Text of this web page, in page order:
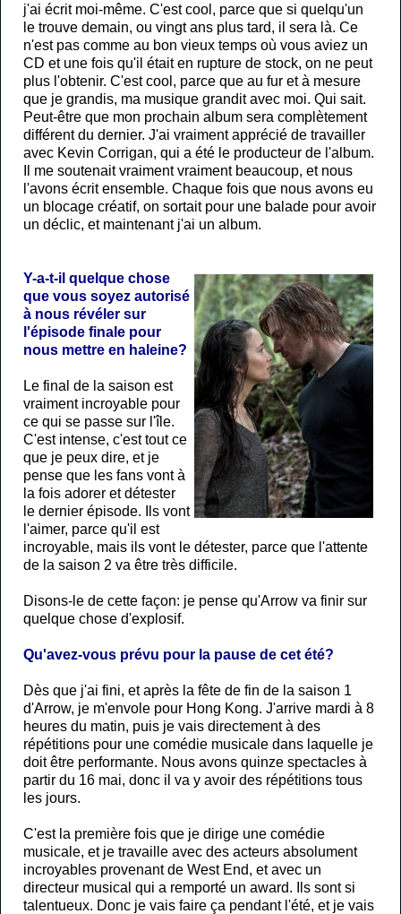
j'ai écrit moi-même. C'est cool, parce que si quelqu'un
le trouve demain, ou vingt ans plus tard, il sera là. Ce
n'est pas comme au bon vieux temps où vous aviez un
CD et une fois qu'il était en rupture de stock, on ne peut
plus l'obtenir. C'est cool, parce que au fur et à mesure
que je grandis, ma musique grandit avec moi. Qui sait.
Peut-être que mon prochain album sera complètement
différent du dernier. J'ai vraiment apprécié de travailler
avec Kevin Corrigan, qui a été le producteur de l'album.
Il me soutenait vraiment vraiment beaucoup, et nous
l'avons écrit ensemble. Chaque fois que nous avons eu
un blocage créatif, on sortait pour une balade pour avoir
un déclic, et maintenant j'ai un album.
Y-a-t-il quelque chose
que vous soyez autorisé
à nous révéler sur
l'épisode finale pour
nous mettre en haleine?
Le final de la saison est
vraiment incroyable pour
ce qui se passe sur l'île.
C'est intense, c'est tout ce
que je peux dire, et je
pense que les fans vont à
la fois adorer et détester
le dernier épisode. Ils vont
l'aimer, parce qu'il est
incroyable, mais ils vont le détester, parce que l'attente
de la saison 2 va être très difficile.
Disons-le de cette façon: je pense qu'Arrow va finir sur
quelque chose d'explosif.
Qu'avez-vous prévu pour la pause de cet été?
Dès que j'ai fini, et après la fête de fin de la saison 1
d'Arrow, je m'envole pour Hong Kong. J'arrive mardi à 8
heures du matin, puis je vais directement à des
répétitions pour une comédie musicale dans laquelle je
doit être performante. Nous avons quinze spectacles à
partir du 16 mai, donc il va y avoir des répétitions tous
les jours.
C'est la première fois que je dirige une comédie
musicale, et je travaille avec des acteurs absolument
incroyables provenant de West End, et avec un
directeur musical qui a remporté un award. Ils sont si
talentueux. Donc je vais faire ça pendant l'été, et je vais